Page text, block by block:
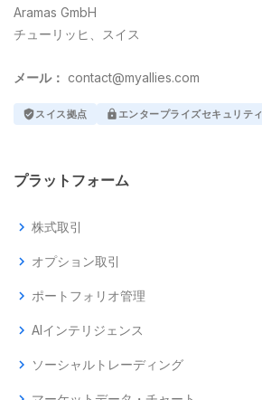
Aramas GmbH
チューリッヒ、スイス
メール： contact@myallies.com
verified_userスイス拠点 lock エンタープライズセキュリティ
プラットフォーム
chevron_right 株式取引
chevron_right オプション取引
chevron_right ポートフォリオ管理
chevron_right AIインテリジェンス
chevron_right ソーシャルトレーディング